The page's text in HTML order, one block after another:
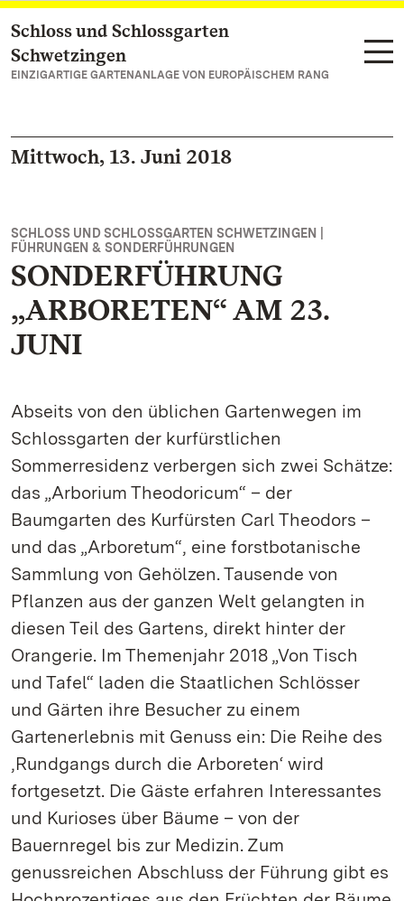
Zum Hauptinhalt springen
Schloss und Schlossgarten
Schwetzingen
EINZIGARTIGE GARTENANLAGE VON EUROPÄISCHEM RANG
Mittwoch, 13. Juni 2018
SCHLOSS UND SCHLOSSGARTEN SCHWETZINGEN |
FÜHRUNGEN & SONDERFÜHRUNGEN
SONDERFÜHRUNG
„ARBORETEN“ AM 23.
JUNI
Abseits von den üblichen Gartenwegen im
Schlossgarten der kurfürstlichen
Sommerresidenz verbergen sich zwei Schätze:
das „Arborium Theodoricum“ – der
Baumgarten des Kurfürsten Carl Theodors –
und das „Arboretum“, eine forstbotanische
Sammlung von Gehölzen. Tausende von
Pflanzen aus der ganzen Welt gelangten in
diesen Teil des Gartens, direkt hinter der
Orangerie. Im Themenjahr 2018 „Von Tisch
und Tafel“ laden die Staatlichen Schlösser
und Gärten ihre Besucher zu einem
Gartenerlebnis mit Genuss ein: Die Reihe des
‚Rundgangs durch die Arboreten‘ wird
fortgesetzt. Die Gäste erfahren Interessantes
und Kurioses über Bäume – von der
Bauernregel bis zur Medizin. Zum
genussreichen Abschluss der Führung gibt es